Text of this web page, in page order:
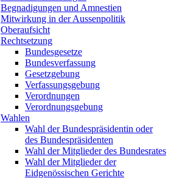
Begnadigungen und Amnestien
Mitwirkung in der Aussenpolitik
Oberaufsicht
Rechtsetzung
Bundesgesetze
Bundesverfassung
Gesetzgebung
Verfassungsgebung
Verordnungen
Verordnungsgebung
Wahlen
Wahl der Bundespräsidentin oder
des Bundespräsidenten
Wahl der Mitglieder des Bundesrates
Wahl der Mitglieder der
Eidgenössischen Gerichte